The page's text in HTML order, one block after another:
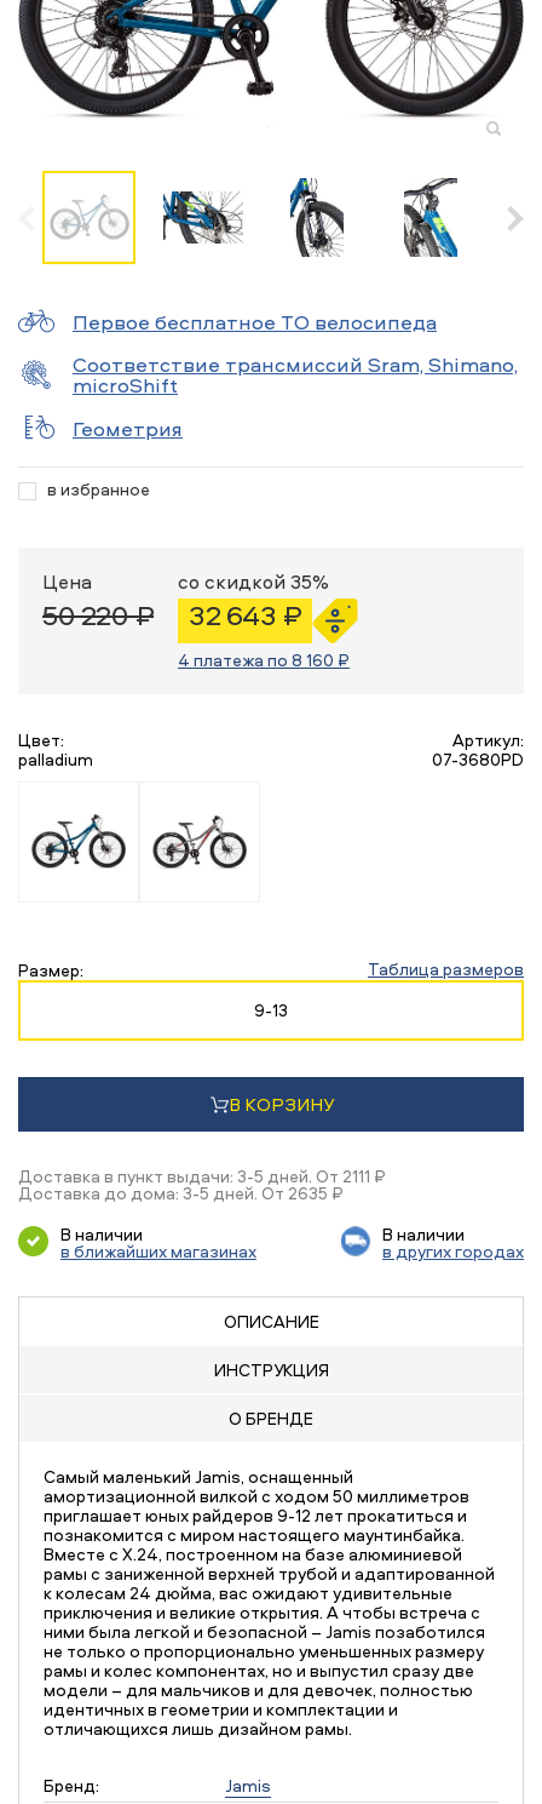
Первое бесплатное ТО велосипеда
Соответствие трансмиссий Sram, Shimano,
microShift
Геометрия
в избранное
Цена
50 220 ₽
со скидкой 35%
32 643 ₽
4 платежа по 8 160 ₽
Цвет:
palladium
Артикул:
07-3680PD
Размер:
Таблица размеров
9-13
В КОРЗИНУ
Доставка в пункт выдачи: 3-5 дней. От 2111 ₽
Доставка до дома: 3-5 дней. От 2635 ₽
В наличии
в ближайших магазинах
В наличии
в других городах
ОПИСАНИЕ
ИНСТРУКЦИЯ
О БРЕНДЕ
Самый маленький Jamis, оснащенный
амортизационной вилкой с ходом 50 миллиметров
приглашает юных райдеров 9-12 лет прокатиться и
познакомится с миром настоящего маунтинбайка.
Вместе с X.24, построенном на базе алюминиевой
рамы с заниженной верхней трубой и адаптированной
к колесам 24 дюйма, вас ожидают удивительные
приключения и великие открытия. А чтобы встреча с
ними была легкой и безопасной – Jamis позаботился
не только о пропорционально уменьшенных размеру
рамы и колес компонентах, но и выпустил сразу две
модели – для мальчиков и для девочек, полностью
идентичных в геометрии и комплектации и
отличающихся лишь дизайном рамы.
Бренд:
Jamis